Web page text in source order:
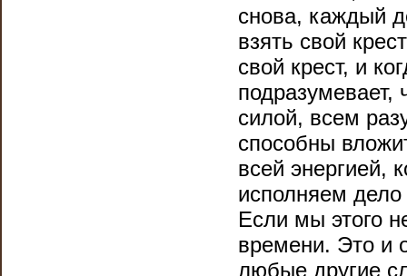
снова, каждый
взять свой
свой крест, и
силой, всем
способны
всей энергией,
исполняем
Если мы этого
времени. Это и
любые другие